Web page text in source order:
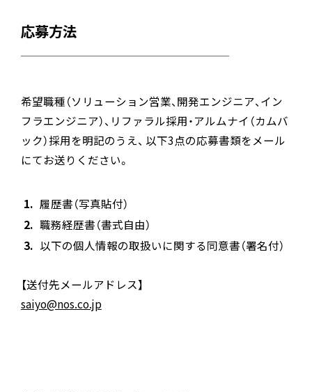
応募方法
希望職種（ソリューション営業、開発エンジニア、イン
フラエンジニア）、リファラル採用・アルムナイ（カムバ
ック）採用を明記のうえ、 以下3点の応募書類をメール
にてお送りください。
履歴書（写真貼付）
職務経歴書（書式自由）
以下の個人情報の取扱いに関する同意書（署名付）
【送付先メールアドレス】
saiyo@nos.co.jp